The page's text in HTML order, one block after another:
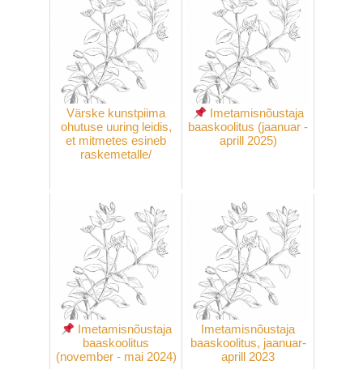
Värske kunstpiima
ohutuse uuring leidis,
et mitmetes esineb
raskemetalle/
Imetamisnõustaja
baaskoolitus (jaanuar -
aprill 2025)
Imetamisnõustaja
baaskoolitus
(november - mai 2024)
Imetamisnõustaja
baaskoolitus, jaanuar-
aprill 2023